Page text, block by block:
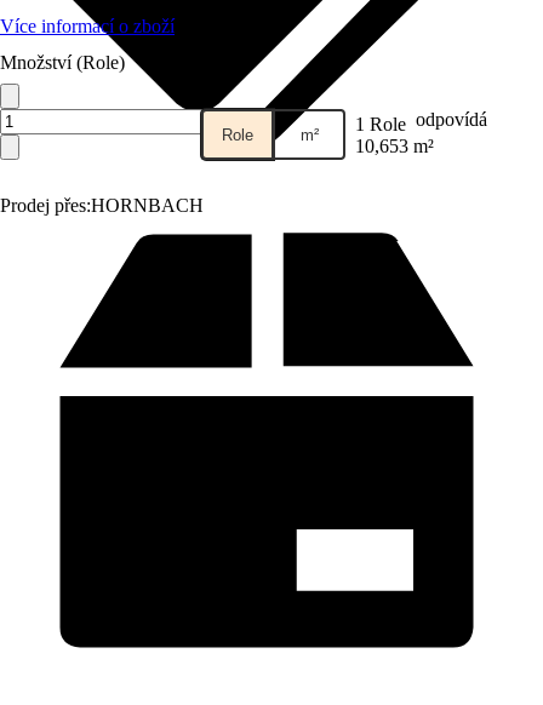
Prodej přes:HORNBACH
Více informací o zboží
Množství (Role)
Role m² 1 Role odpovídá
10,653 m²